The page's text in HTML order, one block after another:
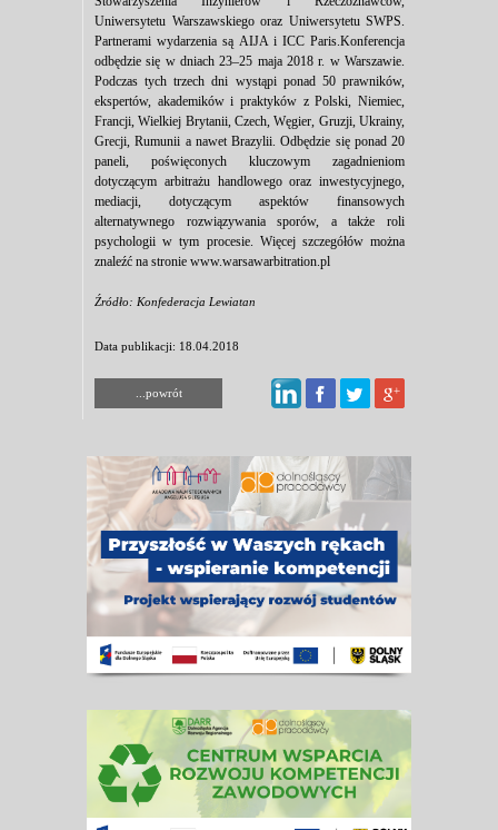
Uniwersytetu Warszawskiego oraz Uniwersytetu SWPS.
Partnerami wydarzenia są AIJA i ICC Paris.Konferencja
odbędzie się w dniach 23–25 maja 2018 r. w Warszawie.
Podczas tych trzech dni wystąpi ponad 50 prawników,
ekspertów, akademików i praktyków z Polski, Niemiec,
Francji, Wielkiej Brytanii, Czech, Węgier, Gruzji, Ukrainy,
Grecji, Rumunii a nawet Brazylii. Odbędzie się ponad 20
paneli, poświęconych kluczowym zagadnieniom
dotyczącym arbitrażu handlowego oraz inwestycyjnego,
mediacji, dotyczącym aspektów finansowych
alternatywnego rozwiązywania sporów, a także roli
psychologii w tym procesie. Więcej szczegółów można
znaleźć na stronie www.warsawarbitration.pl
Źródło: Konfederacja Lewiatan
Data publikacji: 18.04.2018
...powrót